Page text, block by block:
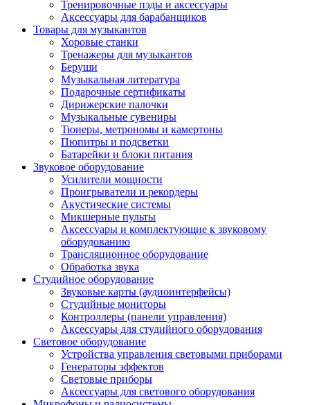
Тренировочные пэды и аксессуары
Аксессуары для барабанщиков
Товары для музыкантов
Хоровые станки
Тренажеры для музыкантов
Беруши
Музыкальная литература
Подарочные сертификаты
Дирижерские палочки
Музыкальные сувениры
Тюнеры, метрономы и камертоны
Пюпитры и подсветки
Батарейки и блоки питания
Звуковое оборудование
Усилители мощности
Проигрыватели и рекордеры
Акустические системы
Микшерные пульты
Аксессуары и комплектующие к звуковому
оборудованию
Трансляционное оборудование
Обработка звука
Студийное оборудование
Звуковые карты (аудиоинтерфейсы)
Студийные мониторы
Контроллеры (панели управления)
Аксессуары для студийного оборудования
Световое оборудование
Устройства управления световыми приборами
Генераторы эффектов
Световые приборы
Аксессуары для светового оборудования